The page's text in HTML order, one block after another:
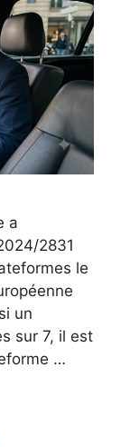
a
2831
le
un
sur 7, il est
…